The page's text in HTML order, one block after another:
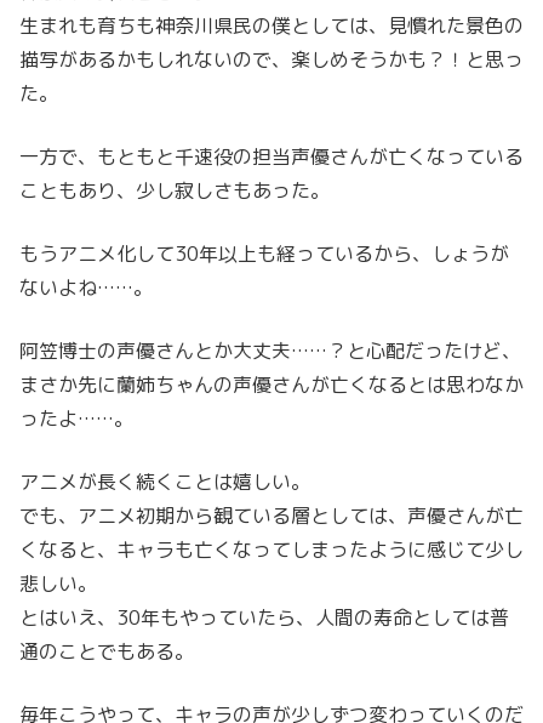
生まれも育ちも神奈川県民の僕としては、見慣れた景色の
描写があるかもしれないので、楽しめそうかも？！と思っ
た。
一方で、もともと千速役の担当声優さんが亡くなっている
こともあり、少し寂しさもあった。
もうアニメ化して30年以上も経っているから、しょうが
ないよね……。
阿笠博士の声優さんとか大丈夫……？と心配だったけど、
まさか先に蘭姉ちゃんの声優さんが亡くなるとは思わなか
ったよ……。
アニメが長く続くことは嬉しい。
でも、アニメ初期から観ている層としては、声優さんが亡
くなると、キャラも亡くなってしまったように感じて少し
悲しい。
とはいえ、30年もやっていたら、人間の寿命としては普
通のことでもある。
毎年こうやって、キャラの声が少しずつ変わっていくのだ